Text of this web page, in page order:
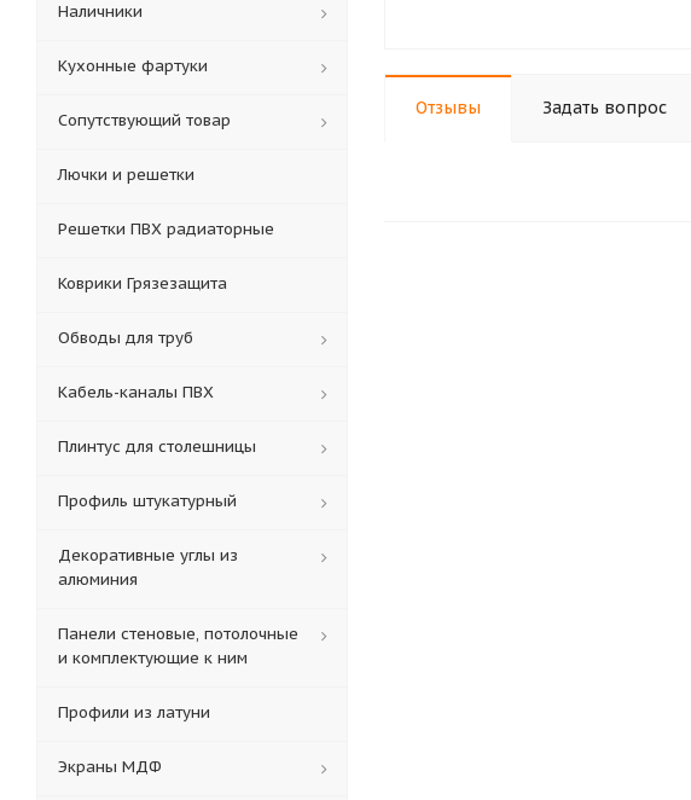
Отзывы Задать вопрос
Наличники
Кухонные фартуки
Сопутствующий товар
Лючки и решетки
Решетки ПВХ радиаторные
Коврики Грязезащита
Обводы для труб
Кабель-каналы ПВХ
Плинтус для столешницы
Профиль штукатурный
Декоративные углы из
алюминия
Панели стеновые, потолочные
и комплектующие к ним
Профили из латуни
Экраны МДФ